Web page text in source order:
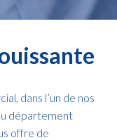
dans l’un de nos
département
offre de